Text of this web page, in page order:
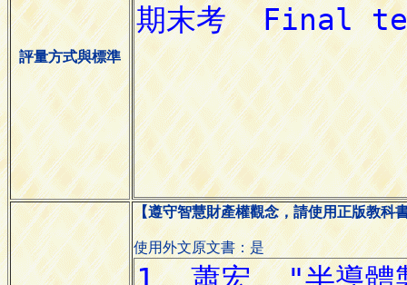
評量方式與標準
【遵守智慧財產權觀念，請使用正版教科
使用外文原文書：是